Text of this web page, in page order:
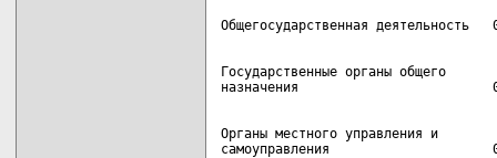
Государственные органы общего
Органы местного управления и
самоуправления